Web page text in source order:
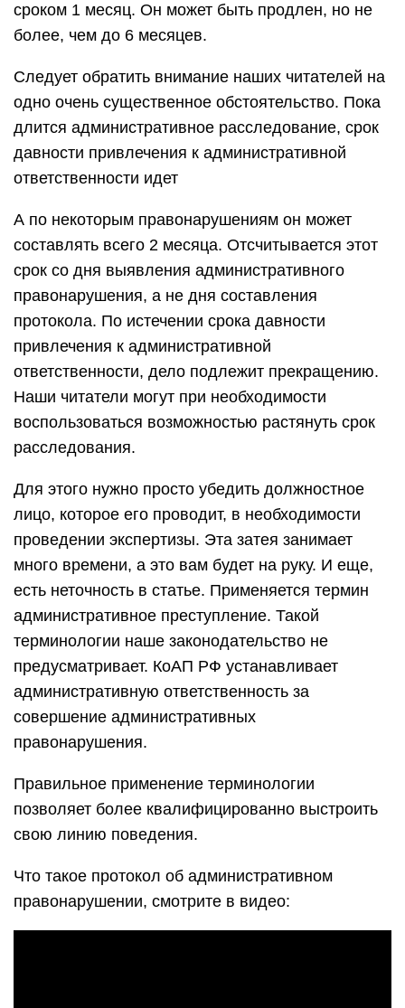
сроком 1 месяц. Он может быть продлен, но не
более, чем до 6 месяцев.
Следует обратить внимание наших читателей на
одно очень существенное обстоятельство. Пока
длится административное расследование, срок
давности привлечения к административной
ответственности идет
А по некоторым правонарушениям он может
составлять всего 2 месяца. Отсчитывается этот
срок со дня выявления административного
правонарушения, а не дня составления
протокола. По истечении срока давности
привлечения к административной
ответственности, дело подлежит прекращению.
Наши читатели могут при необходимости
воспользоваться возможностью растянуть срок
расследования.
Для этого нужно просто убедить должностное
лицо, которое его проводит, в необходимости
проведении экспертизы. Эта затея занимает
много времени, а это вам будет на руку. И еще,
есть неточность в статье. Применяется термин
административное преступление. Такой
терминологии наше законодательство не
предусматривает. КоАП РФ устанавливает
административную ответственность за
совершение административных
правонарушения.
Правильное применение терминологии
позволяет более квалифицированно выстроить
свою линию поведения.
Что такое протокол об административном
правонарушении, смотрите в видео: